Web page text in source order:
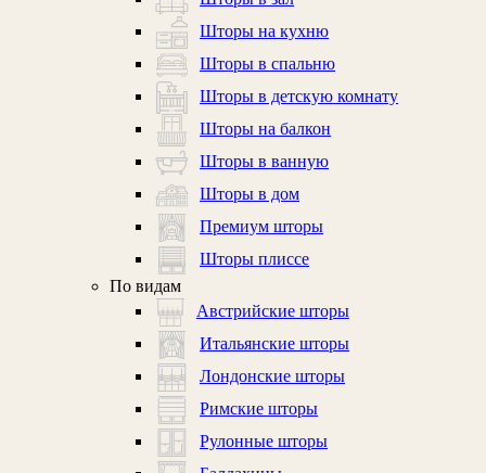
Шторы на кухню
Шторы в спальню
Шторы в детскую комнату
Шторы на балкон
Шторы в ванную
Шторы в дом
Премиум шторы
Шторы плиссе
По видам
Австрийские шторы
Итальянские шторы
Лондонские шторы
Римские шторы
Рулонные шторы